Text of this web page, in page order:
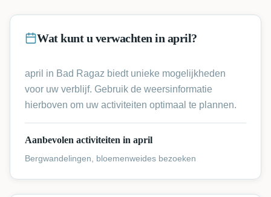
Wat kunt u verwachten in april?
april in Bad Ragaz biedt unieke mogelijkheden
voor uw verblijf. Gebruik de weersinformatie
hierboven om uw activiteiten optimaal te plannen.
Aanbevolen activiteiten in april
Bergwandelingen, bloemenweides bezoeken